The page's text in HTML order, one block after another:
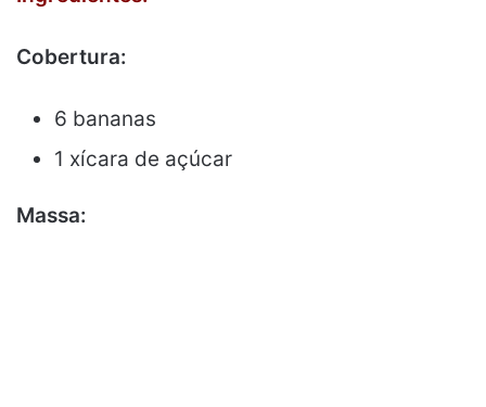
Cobertura:
6 bananas
1 xícara de açúcar
Massa: